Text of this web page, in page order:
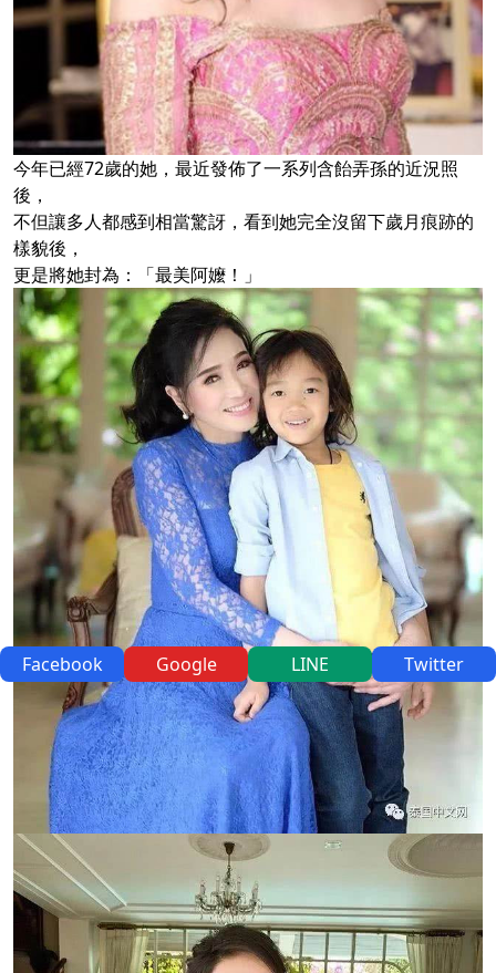
今年已經72歲的她，最近發佈了一系列含飴弄孫的近況照
後，
不但讓多人都感到相當驚訝，看到她完全沒留下歲月痕跡的
樣貌後，
更是將她封為：「最美阿嬤！」
Facebook Google LINE Twitter